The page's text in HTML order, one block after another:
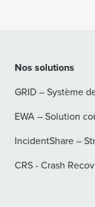
Nos solutions
GRID – Système
EWA – Solution
IncidentShare –
CRS - Crash